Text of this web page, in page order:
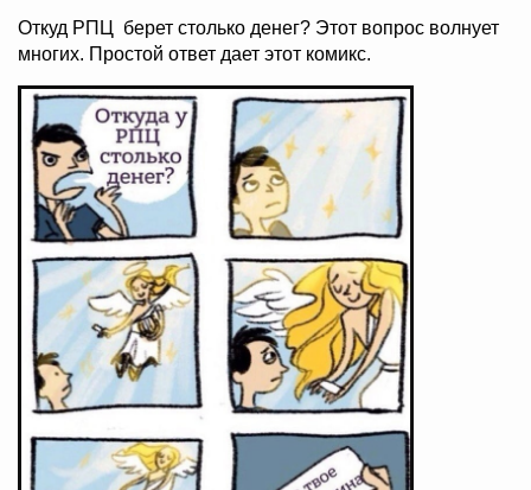
Откуд РПЦ берет столько денег? Этот вопрос волнует
многих. Простой ответ дает этот комикс.